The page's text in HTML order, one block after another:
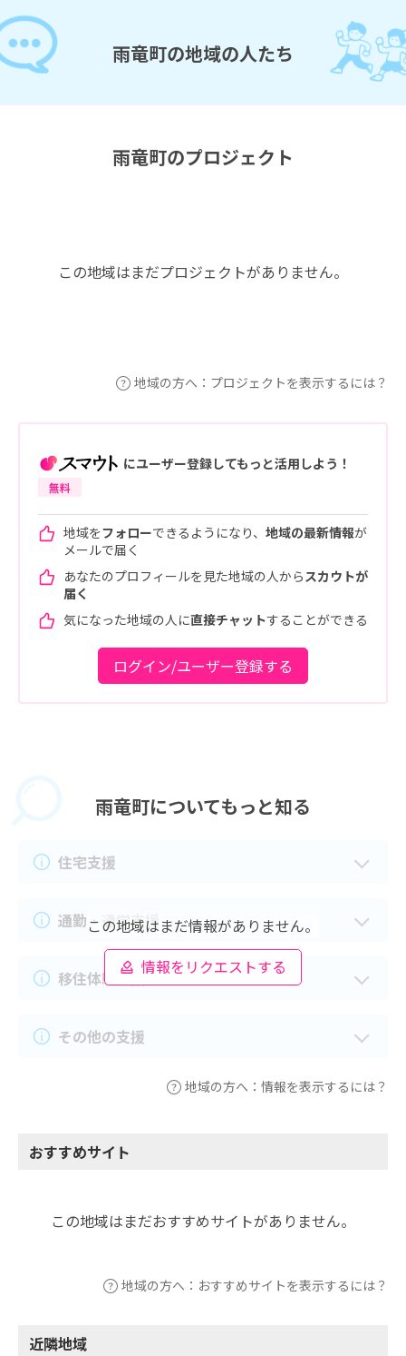
雨竜町の地域の人たち
雨竜町のプロジェクト
この地域はまだプロジェクトがありません。
地域の方へ：プロジェクトを表示するには？
にユーザー登録してもっと活用しよう！
無料
地域をフォローできるようになり、 地域の最新情報が
メールで届く
あなたのプロフィールを見た地域の人からスカウトが
届く
気になった地域の人に直接チャットすることができる
ログイン/ユーザー登録する
雨竜町についてもっと知る
この地域はまだ情報がありません。
情報をリクエストする
住宅支援
通勤・通学支援
移住体験支援
その他の支援
地域の方へ：情報を表示するには？
おすすめサイト
この地域はまだおすすめサイトがありません。
地域の方へ：おすすめサイトを表示するには？
近隣地域